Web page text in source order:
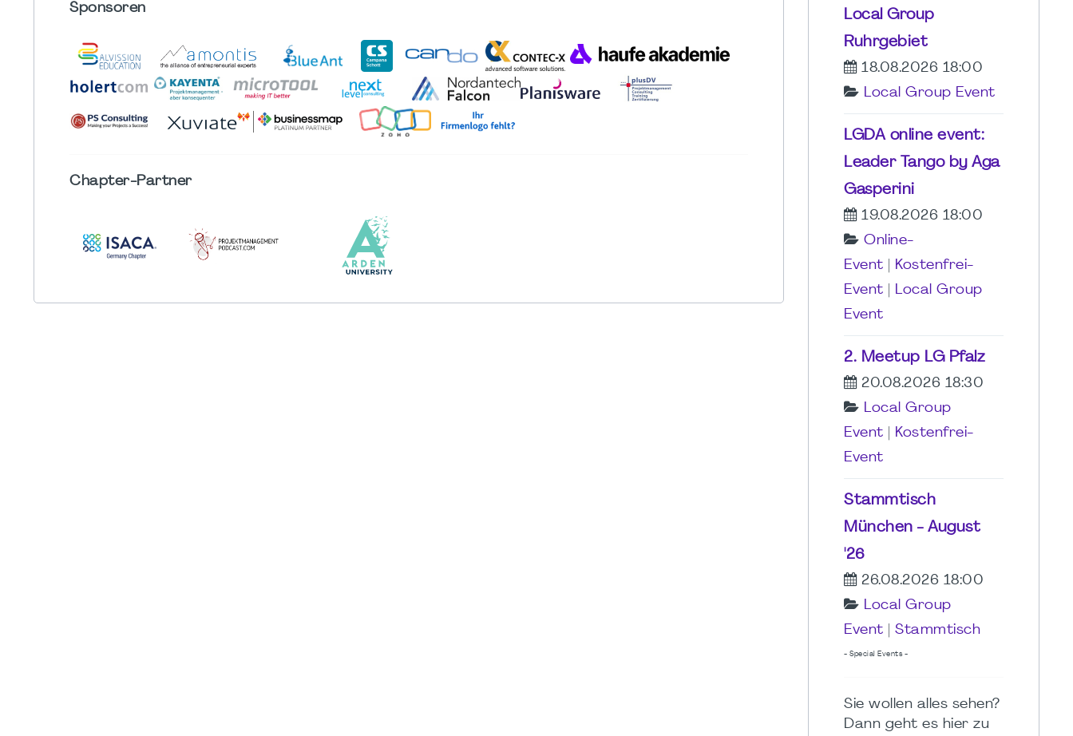
Sponsoren
Chapter-Partner
Local Group
Ruhrgebiet
18.08.2026 18:00
Local Group Event
LGDA online event:
Leader Tango by Aga
Gasperini
19.08.2026 18:00
Online-
Event
Kostenfrei-
Event
Local Group
Event
2. Meetup LG Pfalz
20.08.2026 18:30
Local Group
Event
Kostenfrei-
Event
Stammtisch
München - August
'26
26.08.2026 18:00
Local Group
Event
Stammtisch
- Special Events -
Sie wollen alles sehen?
Dann geht es hier zu